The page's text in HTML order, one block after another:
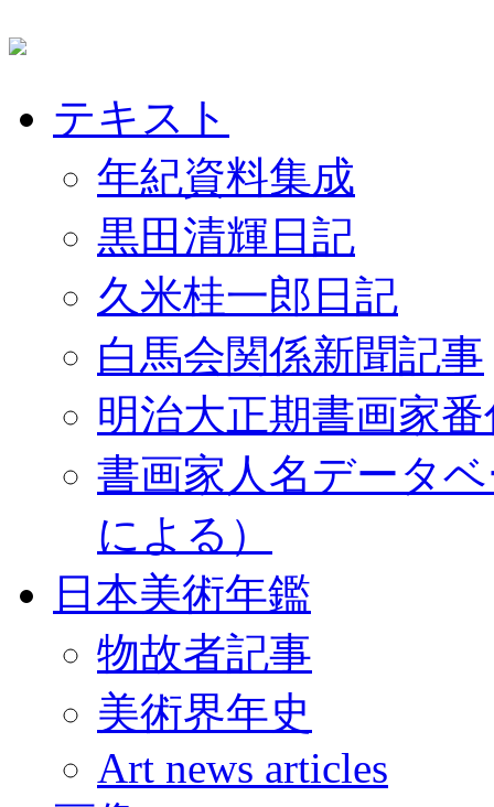
テキスト
年紀資料集成
黒田清輝日記
久米桂一郎日記
白馬会関係新聞記事
明治大正期書画家
書画家人名データ
による）
日本美術年鑑
物故者記事
美術界年史
Art news articles